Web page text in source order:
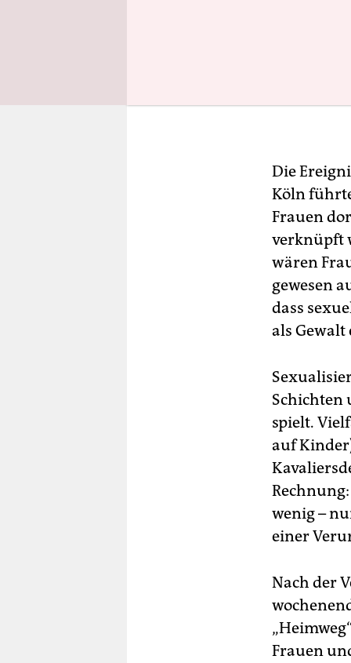
Die
Köln
Frauen
verknüpft
wären
gewesen
dass
als
Schichten
spielt.
auf
wenig –
einer
Nach der
Frauen